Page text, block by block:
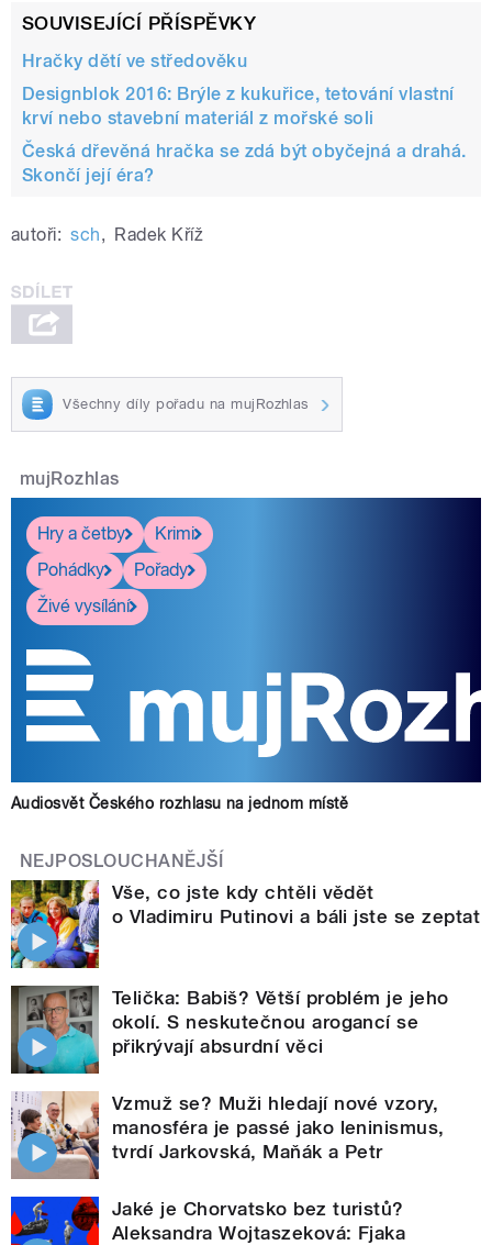
SOUVISEJÍCÍ PŘÍSPĚVKY
Hračky dětí ve středověku
Designblok 2016: Brýle z kukuřice, tetování vlastní
krví nebo stavební materiál z mořské soli
Česká dřevěná hračka se zdá být obyčejná a drahá.
Skončí její éra?
autoři: sch, Radek Kříž
Všechny díly pořadu na mujRozhlas
mujRozhlas
Hry a četby
Krimi
Pohádky
Pořady
Živé vysílání
Audiosvět Českého rozhlasu na jednom místě
NEJPOSLOUCHANĚJŠÍ
Vše, co jste kdy chtěli vědět
o Vladimiru Putinovi a báli jste se zeptat
Telička: Babiš? Větší problém je jeho
okolí. S neskutečnou arogancí se
přikrývají absurdní věci
Vzmuž se? Muži hledají nové vzory,
manosféra je passé jako leninismus,
tvrdí Jarkovská, Maňák a Petr
Jaké je Chorvatsko bez turistů?
Aleksandra Wojtaszeková: Fjaka